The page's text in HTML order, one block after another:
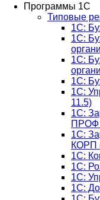
Программы 1С
Типовые
1C:
1С:
1С:
1C:
1C:
11.5)
1C:
ПРОФ
1C:
КОРП
1C:
1С:
1С:
1С: